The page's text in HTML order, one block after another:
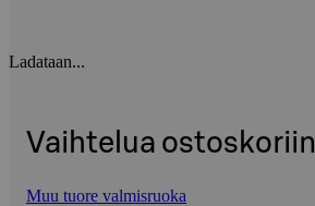
Ladataan...
Vaihtelua ostoskoriin
Muu tuore valmisruoka